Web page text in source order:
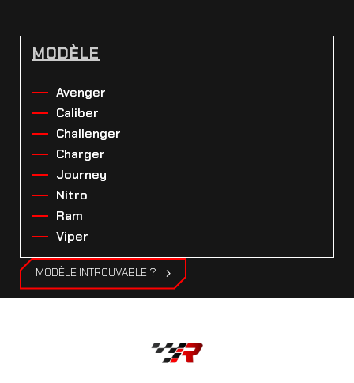
MODÈLE
Avenger
Caliber
Challenger
Charger
Journey
Nitro
Ram
Viper
MODÈLE INTROUVABLE ?